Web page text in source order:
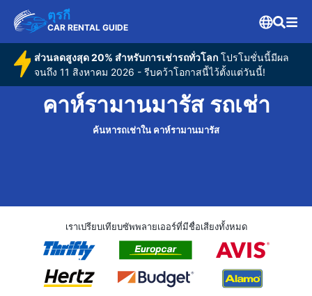
ตุรกี
CAR RENTAL GUIDE
ส่วนลดสูงสุด 20% สำหรับการเช่ารถทั่วโลกโปรโมชั่นนี้มีผล
จนถึง 11 สิงหาคม 2026 - รีบคว้าโอกาสนี้ไว้ตั้งแต่วันนี้!
คาห์รามานมารัส รถเช่า
ค้นหารถเช่าใน คาห์รามานมารัส
เราเปรียบเทียบซัพพลายเออร์ที่มีชื่อเสียงทั้งหมด